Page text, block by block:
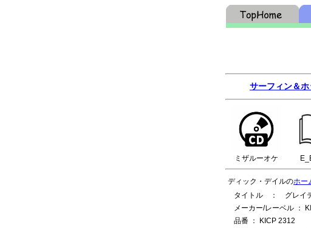
サーフィン＆
ミザルーオケ
ディック・デイルのホー
タイトル ： グレイ
メーカー/レーベル ：
品番 ： KICP 2312